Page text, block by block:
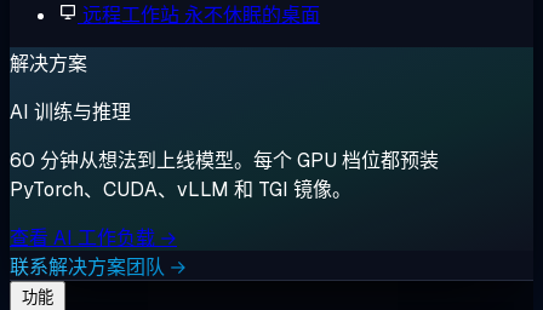
远程工作站 永不休眠的桌面
解决方案
AI 训练与推理
60 分钟从想法到上线模型。每个 GPU 档位都预装
PyTorch、CUDA、vLLM 和 TGI 镜像。
查看 AI 工作负载 →
联系解决方案团队 →